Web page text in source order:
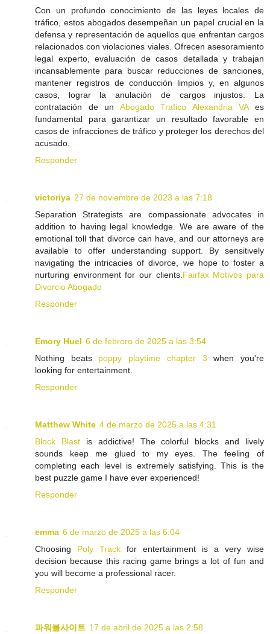
Con un profundo conocimiento de las leyes locales de
tráfico, estos abogados desempeñan un papel crucial en la
defensa y representación de aquellos que enfrentan cargos
relacionados con violaciones viales. Ofrecen asesoramiento
legal experto, evaluación de casos detallada y trabajan
incansablemente para buscar reducciones de sanciones,
mantener registros de conducción limpios y, en algunos
casos, lograr la anulación de cargos injustos. La
contratación de un Abogado Trafico Alexandria VAes
fundamental para garantizar un resultado favorable en
casos de infracciones de tráfico y proteger los derechos del
acusado.
Responder
victoriya 27 de noviembre de 2023 a las 7:18
Separation Strategists are compassionate advocates in
addition to having legal knowledge. We are aware of the
emotional toll that divorce can have, and our attorneys are
available to offer understanding support. By sensitively
navigating the intricacies of divorce, we hope to foster a
nurturing environment for our clients.Fairfax Motivos para
Divorcio Abogado
Responder
Emory Huel 6 de febrero de 2025 a las 3:54
Nothing beats poppy playtime chapter 3 when you're
looking for entertainment.
Responder
Matthew White 4 de marzo de 2025 a las 4:31
Block Blastis addictive! The colorful blocks and lively
sounds keep me glued to my eyes. The feeling of
completing each level is extremely satisfying. This is the
best puzzle game I have ever experienced!
Responder
emma 6 de marzo de 2025 a las 6:04
Choosing Poly Track for entertainment is a very wise
decision because this racing game brings a lot of fun and
you will become a professional racer.
Responder
파워볼사이트 17 de abril de 2025 a las 2:58